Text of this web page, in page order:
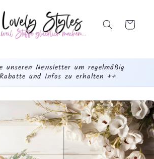
Warenkorb
unseren Newsletter um regelmäßig
und Infos zu erhalten ++